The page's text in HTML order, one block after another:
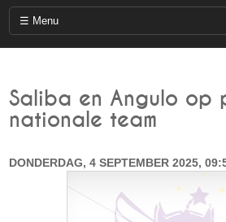
Saliba en Angulo op
nationale team
DONDERDAG, 4 SEPTEMBER 2025,